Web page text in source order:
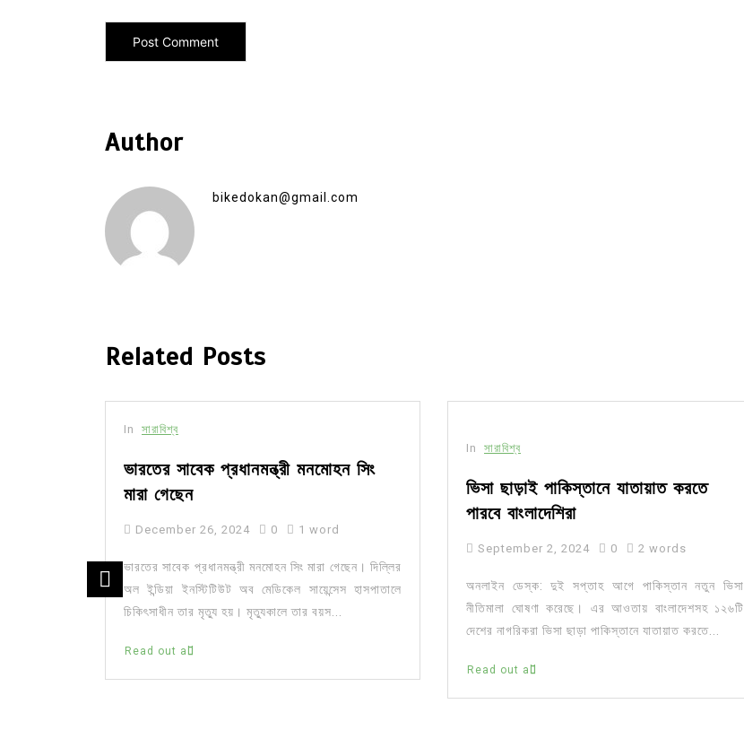
Author
bikedokan@gmail.com
Related Posts
In সারাবিশ্ব
ভারতের সাবেক প্রধানমন্ত্রী মনমোহন সিং
মারা গেছেন
December 26, 2024 0 1 word
ভারতের সাবেক প্রধানমন্ত্রী মনমোহন সিং মারা গেছেন। দিল্লির
অল ইন্ডিয়া ইনস্টিটিউট অব মেডিকেল সায়েন্সেস হাসপাতালে
চিকিৎসাধীন তার মৃত্যু হয়। মৃত্যুকালে তার বয়স...
Read out all
In সারাবিশ্ব
ভিসা ছাড়াই পাকিস্তানে যাতায়াত করতে
পারবে বাংলাদেশিরা
September 2, 2024 0 2 words
অনলাইন ডেস্ক: দুই সপ্তাহ আগে পাকিস্তান নতুন ভিসা
নীতিমালা ঘোষণা করেছে। এর আওতায় বাংলাদেশসহ ১২৬টি
দেশের নাগরিকরা ভিসা ছাড়া পাকিস্তানে যাতায়াত করতে...
Read out all